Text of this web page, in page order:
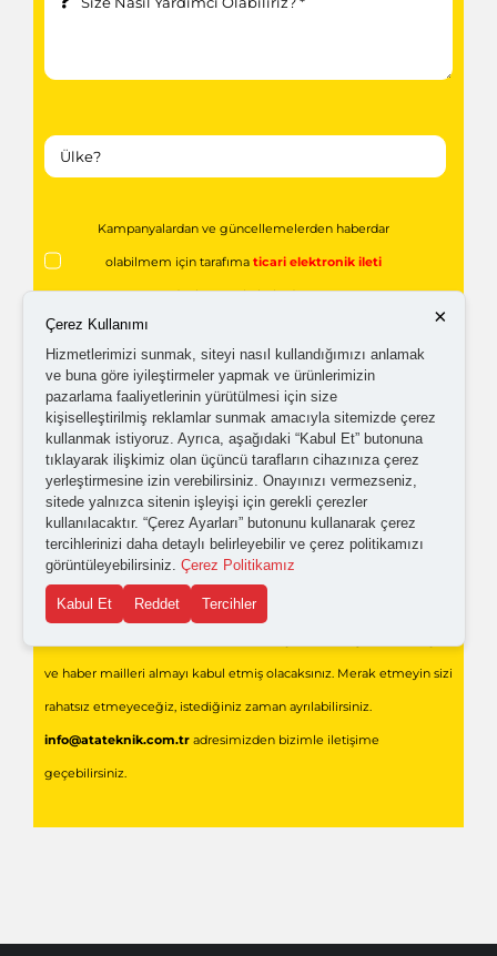
Kampanyalardan ve güncellemelerden haberdar
olabilmem için tarafımaticari elektronik ileti
Kişisel verilerimin işlenmesine yönelikaydınlatma ve
açık rıza metni'ni okudum,onaylıyorum.
Gönder
ve haber mailleri almayı kabul etmiş olacaksınız. Merak etmeyin sizi
rahatsız etmeyeceğiz, istediğiniz zaman ayrılabilirsiniz.
info@atateknik.com.tradresimizden bizimle iletişime
geçebilirsiniz.
×
Çerez Kullanımı
Hizmetlerimizi sunmak, siteyi nasıl kullandığımızı anlamak
ve buna göre iyileştirmeler yapmak ve ürünlerimizin
pazarlama faaliyetlerinin yürütülmesi için size
kişiselleştirilmiş reklamlar sunmak amacıyla sitemizde çerez
kullanmak istiyoruz. Ayrıca, aşağıdaki “Kabul Et” butonuna
tıklayarak ilişkimiz olan üçüncü tarafların cihazınıza çerez
yerleştirmesine izin verebilirsiniz. Onayınızı vermezseniz,
sitede yalnızca sitenin işleyişi için gerekli çerezler
kullanılacaktır. “Çerez Ayarları” butonunu kullanarak çerez
tercihlerinizi daha detaylı belirleyebilir ve çerez politikamızı
görüntüleyebilirsiniz. Çerez Politikamız
Kabul Et Reddet Tercihler